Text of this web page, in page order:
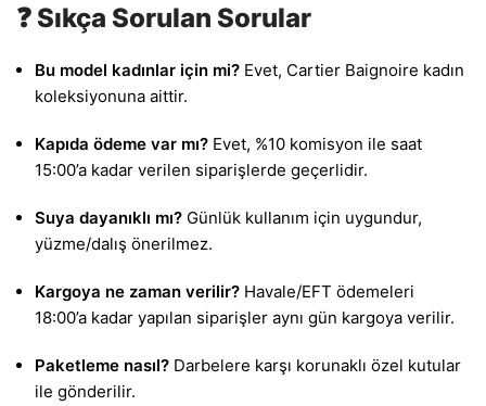
❓ Sıkça Sorulan Sorular
Bu model kadınlar için mi? Evet, Cartier Baignoire kadın
koleksiyonuna aittir.
Kapıda ödeme var mı? Evet, %10 komisyon ile saat
15:00’a kadar verilen siparişlerde geçerlidir.
Suya dayanıklı mı? Günlük kullanım için uygundur,
yüzme/dalış önerilmez.
Kargoya ne zaman verilir? Havale/EFT ödemeleri
18:00’a kadar yapılan siparişler aynı gün kargoya verilir.
Paketleme nasıl? Darbelere karşı korunaklı özel kutular
ile gönderilir.